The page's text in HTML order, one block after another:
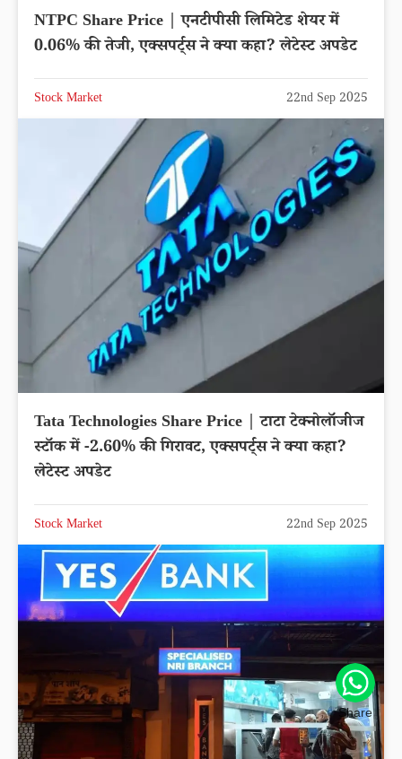
NTPC Share Price | एनटीपीसी लिमिटेड शेयर में
0.06% की तेजी, एक्सपर्ट्स ने क्या कहा? लेटेस्ट अपडेट
Stock Market 22nd Sep 2025
Tata Technologies Share Price | टाटा टेक्नोलॉजीज
स्टॉक में -2.60% की गिरावट, एक्सपर्ट्स ने क्या कहा?
लेटेस्ट अपडेट
Stock Market 22nd Sep 2025
Share